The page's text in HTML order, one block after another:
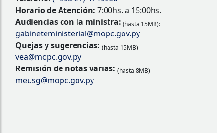
Horario de Atención: 7:00hs. a 15:00hs.
Audiencias con la ministra: (hasta 15MB):
gabineteministerial@mopc.gov.py
Quejas y sugerencias: (hasta 15MB)
vea@mopc.gov.py
Remisión de notas varias: (hasta 8MB)
meusg@mopc.gov.py